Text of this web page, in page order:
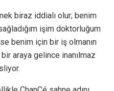
biraz iddialı olur; benim
işim doktorluğum
benim için bir iş olmanın
araya gelince inanılmaz